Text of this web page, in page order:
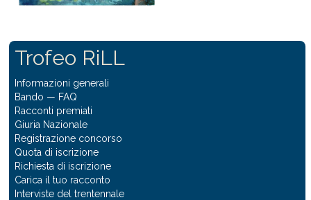
Trofeo RiLL
Informazioni generali
Bando — FAQ
Racconti premiati
Giuria Nazionale
Registrazione concorso
Quota di iscrizione
Richiesta di iscrizione
Carica il tuo racconto
Interviste del trentennale